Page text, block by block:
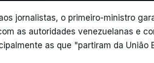
jornalistas, o primeiro-ministro
as autoridades venezuelanas e
as que "partiram da União